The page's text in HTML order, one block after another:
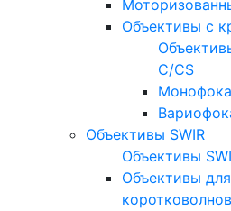
Объективы с
C/CS
Объективы SWIR
Объективы
Объективы